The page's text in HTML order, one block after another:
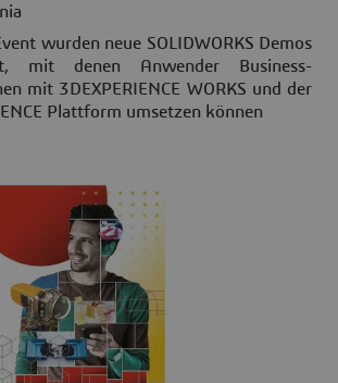
wurden neue SOLIDWORKS Demos
mit denen Anwender Business-
mit 3DEXPERIENCE WORKS und der
Plattform umsetzen können